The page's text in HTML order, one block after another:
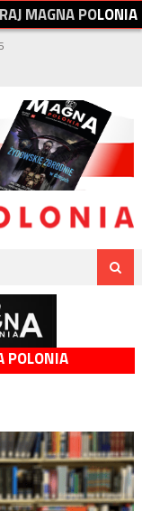
RAJMAGNAPOLONIA
POLONIA